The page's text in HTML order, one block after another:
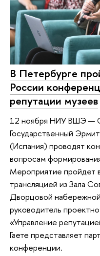
В Петербурге
России
репутации музеев
12 ноября НИУ ВШЭ —
Государственный
(Испания) проводят
вопросам
Мероприятие пройдет
трансляцией из Зала
Дворцовой
руководитель
«Управление
Гаете представляет
конференции.